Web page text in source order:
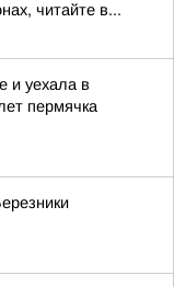
читайте в...
и уехала в
пермячка